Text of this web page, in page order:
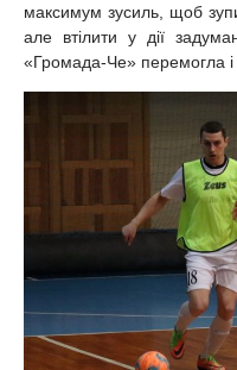
максимум зусиль, щоб
але втілити у дії
«Громада-Че» перемогла і